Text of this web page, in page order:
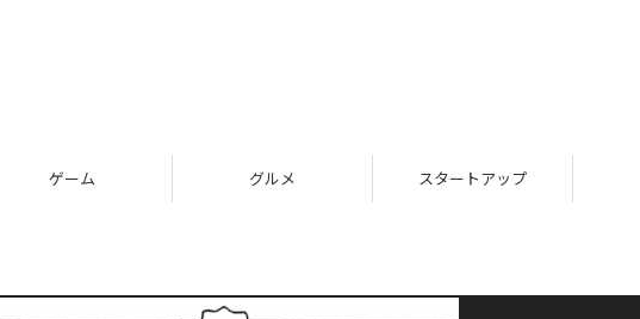
ゲーム グルメ スタートアップ